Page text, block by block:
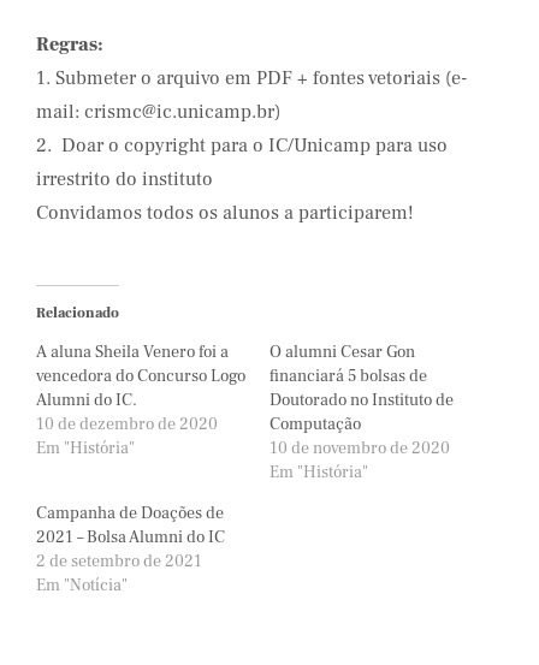
Regras:
1. Submeter o arquivo em PDF + fontes vetoriais (e-
mail: crismc@ic.unicamp.br)
2.  Doar o copyright para o IC/Unicamp para uso
irrestrito do instituto
Convidamos todos os alunos a participarem!
Relacionado
A aluna Sheila Venero foi a
vencedora do Concurso Logo
Alumni do IC.
10 de dezembro de 2020
Em "História"
O alumni Cesar Gon
financiará 5 bolsas de
Doutorado no Instituto de
Computação
10 de novembro de 2020
Em "História"
Campanha de Doações de
2021 – Bolsa Alumni do IC
2 de setembro de 2021
Em "Notícia"